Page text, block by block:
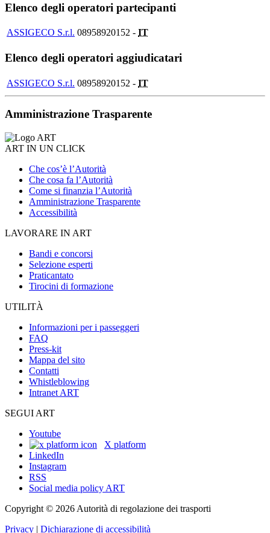
Elenco degli operatori partecipanti
ASSIGECO S.r.l. 08958920152 - IT
Elenco degli operatori aggiudicatari
ASSIGECO S.r.l. 08958920152 - IT
Amministrazione Trasparente
ART IN UN CLICK
Che cos’è l’Autorità
Che cosa fa l’Autorità
Come si finanzia l’Autorità
Amministrazione Trasparente
Accessibilità
LAVORARE IN ART
Bandi e concorsi
Selezione esperti
Praticantato
Tirocini di formazione
UTILITÀ
Informazioni per i passeggeri
FAQ
Press-kit
Mappa del sito
Contatti
Whistleblowing
Intranet ART
SEGUI ART
Youtube
X platform
LinkedIn
Instagram
RSS
Social media policy ART
Copyright © 2026 Autorità di regolazione dei trasporti
Privacy | Dichiarazione di accessibilità